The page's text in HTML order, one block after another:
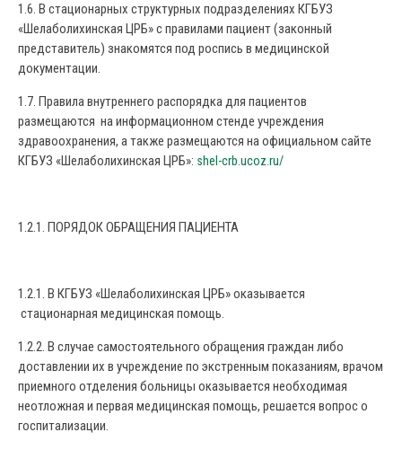
1.6. В стационарных структурных подразделениях КГБУЗ
«Шелаболихинская ЦРБ» с правилами пациент (законный
представитель) знакомятся под роспись в медицинской
документации.
1.7. Правила внутреннего распорядка для пациентов
размещаются на информационном стенде учреждения
здравоохранения, а также размещаются на официальном сайте
КГБУЗ «Шелаболихинская ЦРБ»: shel-crb.ucoz.ru/
1.2.1. ПОРЯДОК ОБРАЩЕНИЯ ПАЦИЕНТА
1.2.1. В КГБУЗ «Шелаболихинская ЦРБ» оказывается
стационарная медицинская помощь.
1.2.2. В случае самостоятельного обращения граждан либо
доставлении их в учреждение по экстренным показаниям, врачом
приемного отделения больницы оказывается необходимая
неотложная и первая медицинская помощь, решается вопрос о
госпитализации.